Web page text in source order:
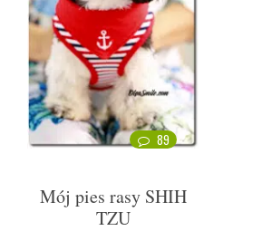
89
Mój pies rasy SHIH
TZU